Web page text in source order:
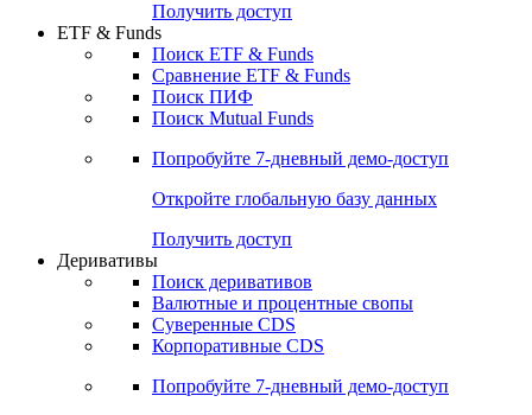
Попробуйте7-дневный
Откройте глобальную базу данных
Получить доступ
ETF & Funds
Сравнение ETF & Funds
Поиск Mutual Funds
Попробуйте7-дневный
Откройте глобальную базу данных
Получить доступ
Деривативы
Валютные и процентные свопы